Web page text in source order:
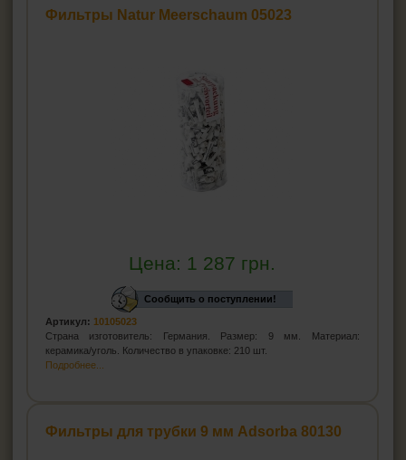
Фильтры Natur Meerschaum 05023
Цена: 1 287 грн.
Сообщить о поступлении!
Артикул: 10105023
Страна изготовитель: Германия. Размер: 9 мм. Материал:
керамика/уголь. Количество в упаковке: 210 шт.
Подробнее...
Фильтры для трубки 9 мм Adsorba 80130
ЗАЖИГАЛКИ
ПЕПЕЛЬНИЦЫ
HEADSHOP (ХЭДШОП)